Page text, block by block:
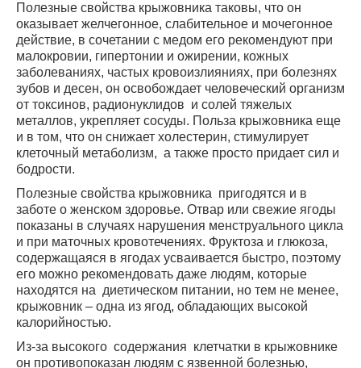
Полезные свойства крыжовника таковы, что он
оказывает желчегонное, слабительное и мочегонное
действие, в сочетании с медом его рекомендуют при
малокровии, гипертонии и ожирении, кожных
заболеваниях, частых кровоизлияниях, при болезнях
зубов и десен, он освобождает человеческий организм
от токсинов, радионуклидов и солей тяжелых
металлов, укрепляет сосуды. Польза крыжовника еще
и в том, что он снижает холестерин, стимулирует
клеточный метаболизм, а также просто придает сил и
бодрости.
Полезные свойства крыжовника пригодятся и в
заботе о женском здоровье. Отвар или свежие ягоды
показаны в случаях нарушения менструального цикла
и при маточных кровотечениях. Фруктоза и глюкоза,
содержащаяся в ягодах усваивается быстро, поэтому
его можно рекомендовать даже людям, которые
находятся на диетическом питании, но тем не менее,
крыжовник – одна из ягод, обладающих высокой
калорийностью.
Из-за высокого содержания клетчатки в крыжовнике
он противопоказан людям с язвенной болезнью,